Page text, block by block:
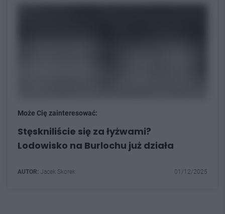
Może Cię zainteresować:
Stęskniliście się za łyżwami?
Lodowisko na Burlochu już działa
AUTOR: Jacek Skorek 01/12/2025